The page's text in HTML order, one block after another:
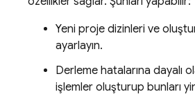
Yeni proje dizinleri ve
ayarlayın.
Derleme hatalarına dayalı
işlemler oluşturup bunları